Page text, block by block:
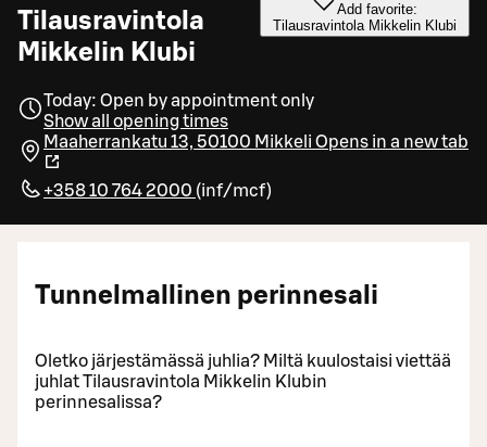
Tilausravintola
Mikkelin Klubi
Add favorite:
Tilausravintola Mikkelin Klubi
Today: Open by appointment only
Show all opening times
Maaherrankatu 13, 50100 Mikkeli Opens in a new tab
+358 10 764 2000 (inf/mcf)
Tunnelmallinen perinnesali
Oletko järjestämässä juhlia? Miltä kuulostaisi viettää
juhlat Tilausravintola Mikkelin Klubin
perinnesalissa?